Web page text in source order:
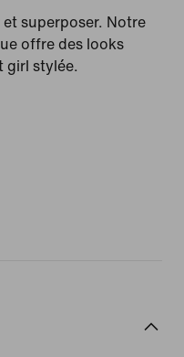
et superposer. Notre
offre des looks
girl stylée.